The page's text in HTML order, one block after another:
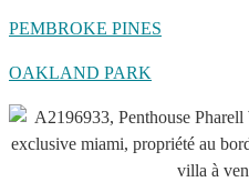
PEMBROKE PINES
OAKLAND PARK